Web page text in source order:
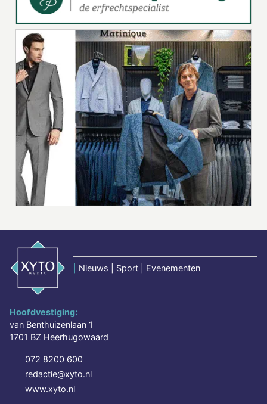
Nieuws | Sport | Evenementen
Hoofdvestiging:
van Benthuizenlaan 1
1701 BZ Heerhugowaard
072 8200 600
redactie@xyto.nl
www.xyto.nl